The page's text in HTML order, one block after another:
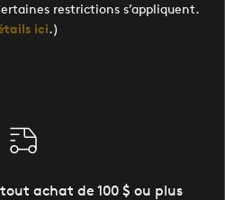
restrictions s’appliquent.
ici.)
achat de 100 $ ou plus